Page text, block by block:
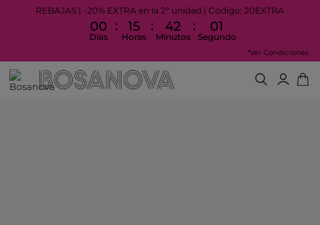
REBAJAS | -20% EXTRA en la 2ª unidad | Código: 20EXTRA
00
Días
: 15
Horas
: 42
Minutos
: 01
Segundo
*Ver Condiciones